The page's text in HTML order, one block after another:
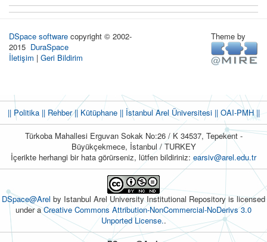
DSpace software copyright © 2002-
2015 DuraSpace
İletişim | Geri Bildirim
Theme by
|| Politika|| Rehber|| Kütüphane|| İstanbul Arel Üniversitesi ||OAI-PMH ||
Türkoba Mahallesi Erguvan Sokak No:26 / K 34537, Tepekent -
Büyükçekmece, İstanbul / TURKEY
İçerikte herhangi bir hata görürseniz, lütfen bildiriniz: earsiv@arel.edu.tr
DSpace@Arel by Istanbul Arel University Institutional Repository is licensed
under aCreative Commons Attribution-NonCommercial-NoDerivs 3.0
Unported License..